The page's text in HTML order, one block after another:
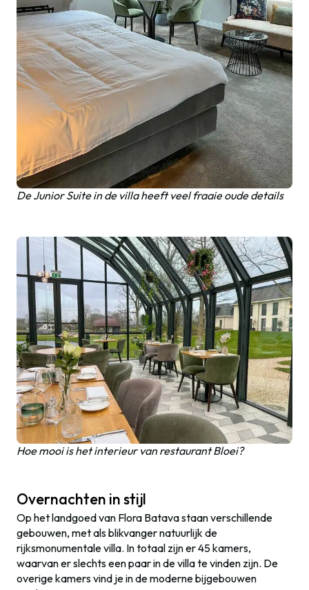
De Junior Suite in de villa heeft veel fraaie oude details
Hoe mooi is het interieur van restaurant Bloei?
Overnachten in stijl
Op het landgoed van Flora Batava staan verschillende
gebouwen, met als blikvanger natuurlijk de
rijksmonumentale villa. In totaal zijn er 45 kamers,
waarvan er slechts een paar in de villa te vinden zijn. De
overige kamers vind je in de moderne bijgebouwen